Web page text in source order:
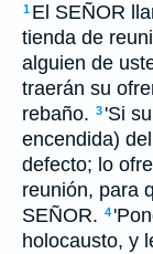
1 El SEÑOR
tienda de
alguien de
traerán su
rebaño. 3 'Si
encendida)
defecto; lo
reunión, para
SEÑOR. 4
holocausto, y